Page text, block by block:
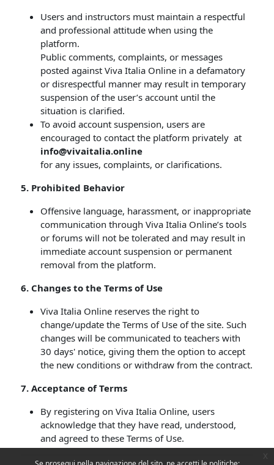
Users and instructors must maintain a respectful
and professional attitude when using the
platform.
Public comments, complaints, or messages
posted against Viva Italia Online in a defamatory
or disrespectful manner may result in temporary
suspension of the user’s account until the
situation is clarified.
To avoid account suspension, users are
encouraged to contact the platform privately at
info@vivaitalia.online
for any issues, complaints, or clarifications.
5. Prohibited Behavior
Offensive language, harassment, or inappropriate
communication through Viva Italia Online’s tools
or forums will not be tolerated and may result in
immediate account suspension or permanent
removal from the platform.
6. Changes to the Terms of Use
Viva Italia Online reserves the right to
change/update the Terms of Use of the site. Such
changes will be communicated to teachers with
30 days' notice, giving them the option to accept
the new conditions or withdraw from the contract.
7. Acceptance of Terms
By registering on Viva Italia Online, users
acknowledge that they have read, understood,
and agreed to these Terms of Use.